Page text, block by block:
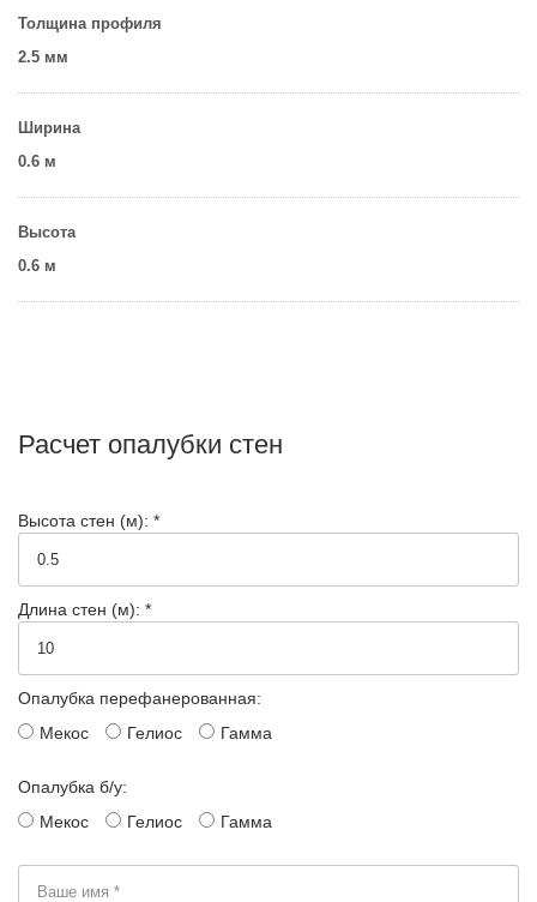
Толщина профиля
2.5 мм
Ширина
0.6 м
Высота
0.6 м
Расчет опалубки стен
Высота стен (м): *
Длина стен (м): *
Опалубка перефанерованная:
Мекос
Гелиос Гамма
Опалубка б/у:
Мекос
Гелиос Гамма